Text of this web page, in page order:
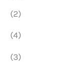
(2)
(4)
(3)